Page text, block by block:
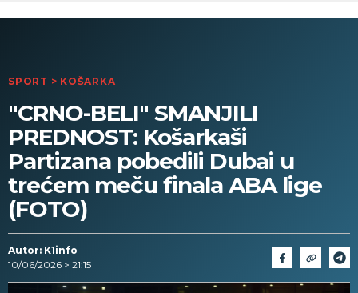
SPORT > KOŠARKA
"CRNO-BELI" SMANJILI
PREDNOST: Košarkaši
Partizana pobedili Dubai u
trećem meču finala ABA lige
(FOTO)
Autor: K1info
10/06/2026 > 21:15